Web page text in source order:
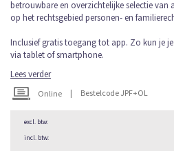
betrouwbare en overzichtelijke selectie van
op het rechtsgebied personen- en
Inclusief gratis toegang tot app. Zo kun je
via tablet of smartphone.
Lees verder
Online | Bestelcode JPF+OL